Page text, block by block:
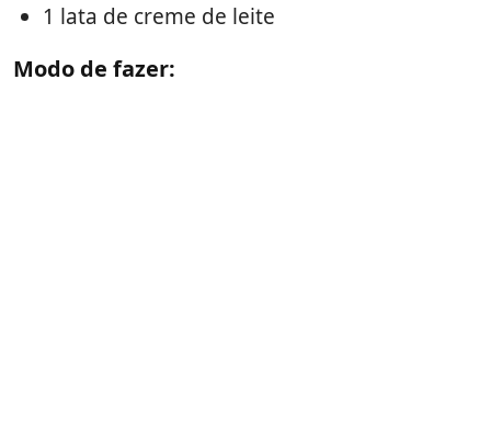
1 lata de creme de leite
Modo de fazer: